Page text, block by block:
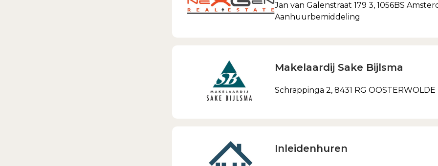
Jan van Galenstraat 179 3, 1056BS
Aanhuurbemiddeling
Makelaardij Sake Bijlsma
Schrappinga 2, 8431 RG OOSTERWOLDE
Inleidenhuren